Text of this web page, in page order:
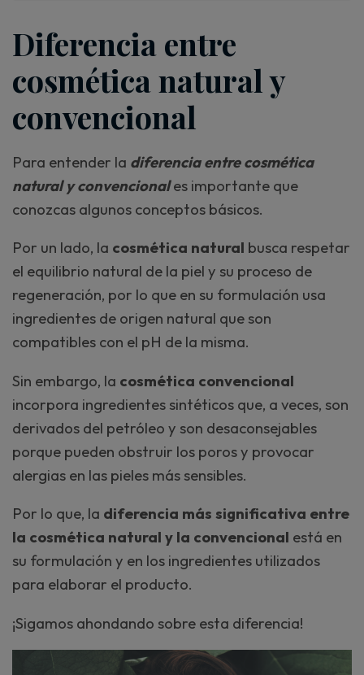
Diferencia entre
cosmética natural y
convencional
Para entender la diferencia entre cosmética
natural y convencionales importante que
conozcas algunos conceptos básicos.
Por un lado, la cosmética natural busca respetar
el equilibrio natural de la piel y su proceso de
regeneración, por lo que en su formulación usa
ingredientes de origen natural que son
compatibles con el pH de la misma.
Sin embargo, la cosmética convencional
incorpora ingredientes sintéticos que, a veces, son
derivados del petróleo y son desaconsejables
porque pueden obstruir los poros y provocar
alergias en las pieles más sensibles.
Por lo que, la diferencia más significativa entre
la cosmética natural y la convencional está en
su formulación y en los ingredientes utilizados
para elaborar el producto.
¡Sigamos ahondando sobre esta diferencia!